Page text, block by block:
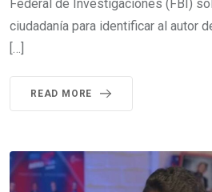
Federal de Investigaciones (FBI)
ciudadanía para identificar al autor
[…]
READ MORE